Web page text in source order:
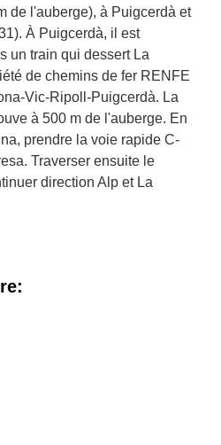
de l'auberge), à Puigcerdà et
À Puigcerdà, il est
un train qui dessert La
de chemins de fer RENFE
Vic-Ripoll-Puigcerdà. La
à 500 m de l'auberge. En
prendre la voie rapide C-
Traverser ensuite le
direction Alp et La